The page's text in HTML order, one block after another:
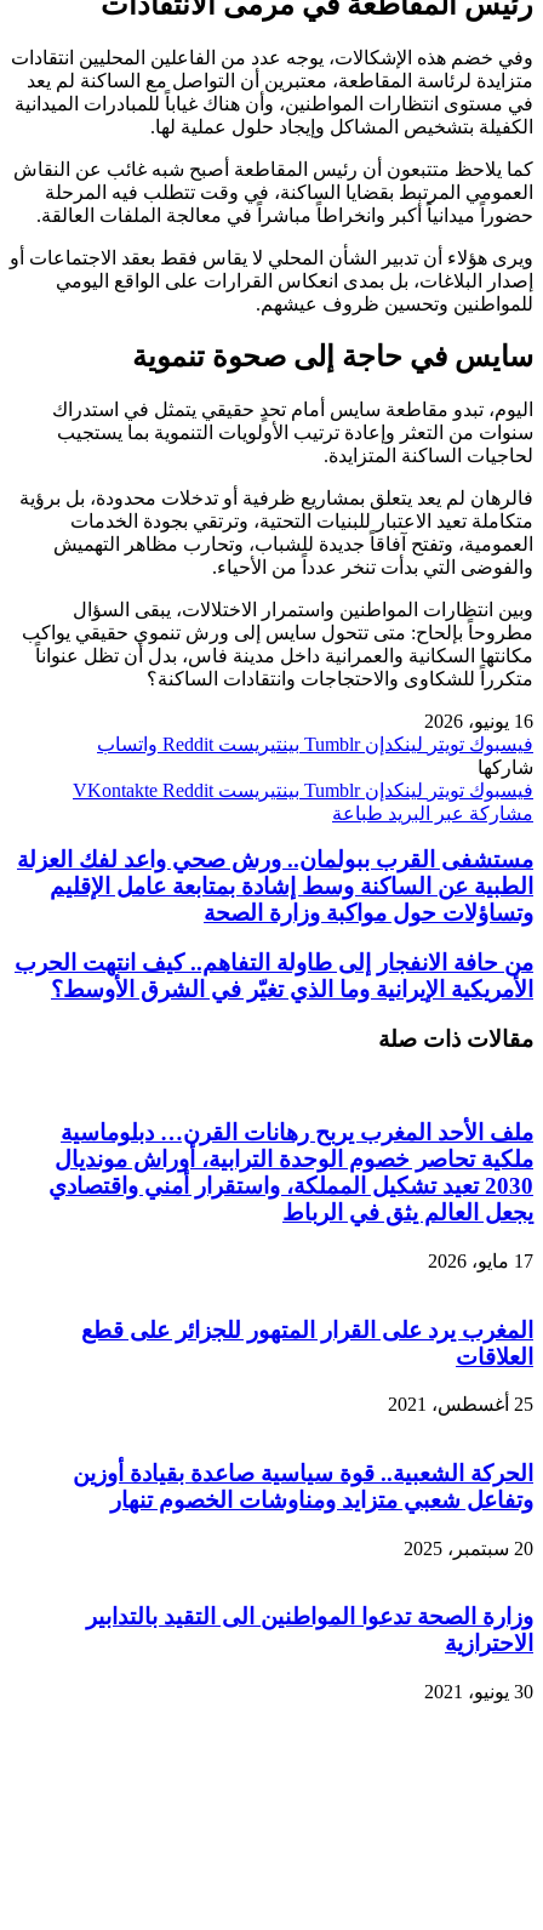
وفي خضم هذه الإشكالات، يوجه عدد من الفاعلين المحليين انتقادات
متزايدة لرئاسة المقاطعة، معتبرين أن التواصل مع الساكنة لم يعد
في مستوى انتظارات المواطنين، وأن هناك غياباً للمبادرات الميدانية
الكفيلة بتشخيص المشاكل وإيجاد حلول عملية لها.
كما يلاحظ متتبعون أن رئيس المقاطعة أصبح شبه غائب عن النقاش
العمومي المرتبط بقضايا الساكنة، في وقت تتطلب فيه المرحلة
حضوراً ميدانياً أكبر وانخراطاً مباشراً في معالجة الملفات العالقة.
ويرى هؤلاء أن تدبير الشأن المحلي لا يقاس فقط بعقد الاجتماعات أو
إصدار البلاغات، بل بمدى انعكاس القرارات على الواقع اليومي
للمواطنين وتحسين ظروف عيشهم.
سايس في حاجة إلى صحوة تنموية
اليوم، تبدو مقاطعة سايس أمام تحدٍ حقيقي يتمثل في استدراك
سنوات من التعثر وإعادة ترتيب الأولويات التنموية بما يستجيب
لحاجيات الساكنة المتزايدة.
فالرهان لم يعد يتعلق بمشاريع ظرفية أو تدخلات محدودة، بل برؤية
متكاملة تعيد الاعتبار للبنيات التحتية، وترتقي بجودة الخدمات
العمومية، وتفتح آفاقاً جديدة للشباب، وتحارب مظاهر التهميش
والفوضى التي بدأت تنخر عدداً من الأحياء.
وبين انتظارات المواطنين واستمرار الاختلالات، يبقى السؤال
مطروحاً بإلحاح: متى تتحول سايس إلى ورش تنموي حقيقي يواكب
مكانتها السكانية والعمرانية داخل مدينة فاس، بدل أن تظل عنواناً
متكرراً للشكاوى والاحتجاجات وانتقادات الساكنة؟
16 يونيو، 2026
فيسبوك تويتر لينكدإن بينتيريست
واتساب
شاركها
فيسبوك تويتر لينكدإن بينتيريست
مشاركة عبر البريد طباعة
مستشفى القرب ببولمان.. ورش صحي واعد لفك العزلة
الطبية عن الساكنة وسط إشادة بمتابعة عامل الإقليم
وتساؤلات حول مواكبة وزارة الصحة
من حافة الانفجار إلى طاولة التفاهم.. كيف انتهت الحرب
الأمريكية الإيرانية وما الذي تغيّر في الشرق الأوسط؟
مقالات ذات صلة
ملف الأحد المغرب يربح رهانات القرن… دبلوماسية
ملكية تحاصر خصوم الوحدة الترابية، أوراش مونديال
2030 تعيد تشكيل المملكة، واستقرار أمني واقتصادي
يجعل العالم يثق في الرباط
17 مايو، 2026
المغرب يرد على القرار المتهور للجزائر على قطع
العلاقات
25 أغسطس، 2021
الحركة الشعبية.. قوة سياسية صاعدة بقيادة أوزين
وتفاعل شعبي متزايد ومناوشات الخصوم تنهار
20 سبتمبر، 2025
وزارة الصحة تدعوا المواطنين الى التقيد بالتدابير
الاحترازية
30 يونيو، 2021